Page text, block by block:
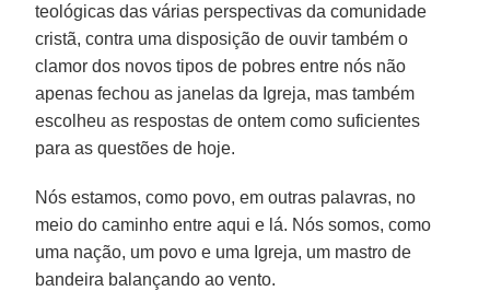
teológicas das várias perspectivas da comunidade
cristã, contra uma disposição de ouvir também o
clamor dos novos tipos de pobres entre nós não
apenas fechou as janelas da Igreja, mas também
escolheu as respostas de ontem como suficientes
para as questões de hoje.
Nós estamos, como povo, em outras palavras, no
meio do caminho entre aqui e lá. Nós somos, como
uma nação, um povo e uma Igreja, um mastro de
bandeira balançando ao vento.